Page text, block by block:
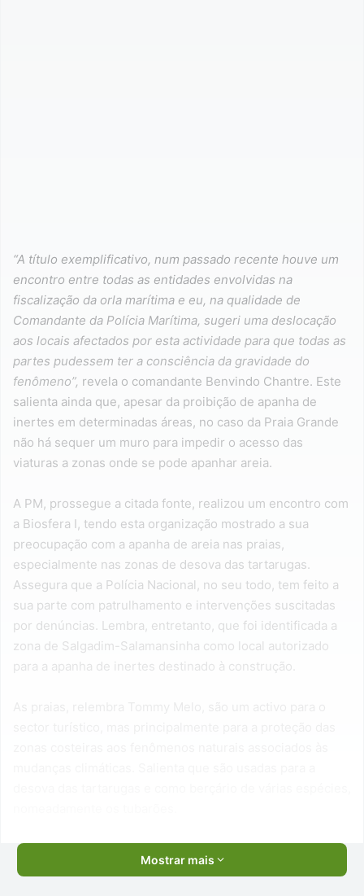
“A título exemplificativo, num passado recente houve um
encontro entre todas as entidades envolvidas na
fiscalização da orla marítima e eu, na qualidade de
Comandante da Polícia Marítima, sugeri uma deslocação
aos locais afectados por esta actividade para que todas as
partes pudessem ter a consciência da gravidade do
fenômeno”, revela o comandante Benvindo Chantre. Este
salienta ainda que, apesar da proibição de apanha de
inertes em determinadas áreas, no caso da Praia Grande
não há sequer um muro para impedir o acesso das
viaturas a zonas onde se pode apanhar areia.
A PM, prossegue a citada fonte, realizou um encontro com
a Biosfera I, tendo esta organização mostrado a sua
preocupação com a apanha de areia nas praias,
especialmente nas zonas de desova das tartarugas.
Assegura que a Polícia Nacional, no seu todo, tem feito a
sua parte com patrulhamento e intervenções suscitadas
por denúncias. Lembra, entretanto, que foi identificada a
zona de Salgadim-Salamansinha como local autorizado
para a apanha de inertes destinado à construção.
Mostrar mais